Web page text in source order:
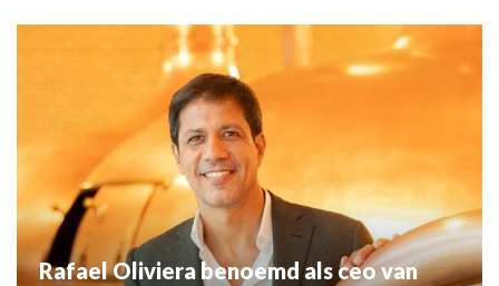
Rafael Oliviera benoemd als ceo van